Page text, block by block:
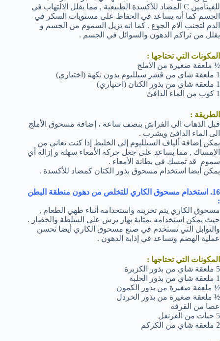
للفيتامين C المضاد للأكسدة الطبيعية , مما يقلل الالتهاب في
الجسم كما أنه يساعد في الحفاظ على مستويات السكر في
الدم لتجنب آلام الجوع . كما انه يزيل السموم من الجسم و
يقلل من تراكم الدهون والسوائل في الجسم .
المكونات التي تحتاجها :
½ ملعقة صغيرة من الاملج
1 ملعقة شاي من قشر سيلليوم بدون نكهة (اختياري)
1 ملعقة شاي من بذور الكتان (اختياري)
1 كوب من الماء الدافئ
الطريقة :
قبل الذهاب الى الفراش بنصف ساعة ، إضافة مسحوق الأملج
الى الماء الدافئ ويشرب .
يمكن إضافة ألياف السيلليوم إلى الخليط إذا كنت تعاني من
الإمساك , مما يساعد على جعل حركة الأمعاء سهلة و إزالة أي
سموم قد تمسك في بطانة الأمعاء .
يمكن أيضا استخدام مسحوق بذور الكتان كمضاد للأكسدة .
16. استخدام مسحوق الكاري للتخلص من دهون منطقة البطن
:
مسحوق الكاري يتم تخزينه واستخدامه أثناء طهي الطعام ,
حيث يمكن استخدامه بمثابة بهار يرش على السلطة والخضار .
والتوابل التي تستخدم في صنع مسحوق الكاري أيضا تحسن
عملية الهضم وتساعد في إذابة الدهون .
المكونات التي تحتاجها :
5 ملعقة شاي من بذور الكزبرة
1 ملعقة شاي من بذور الحلبة
½ ملعقة صغيرة من بذور الكمون
½ ملعقة صغيرة من بذور الخردل
عصا من القرفه
5 حبات من القرنفل
2 ملعقة شاي من الكركم